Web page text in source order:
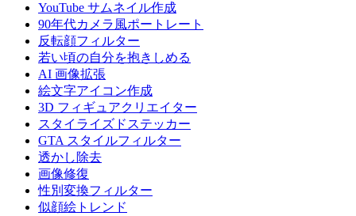
YouTube サムネイル作成
90年代カメラ風ポートレート
反転顔フィルター
若い頃の自分を抱きしめる
AI 画像拡張
絵文字アイコン作成
3D フィギュアクリエイター
スタイライズドステッカー
GTA スタイルフィルター
透かし除去
画像修復
性別変換フィルター
似顔絵トレンド